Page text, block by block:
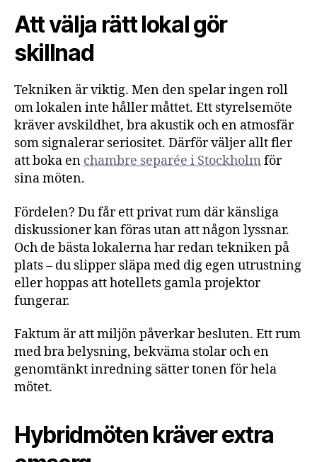
Att välja rätt lokal gör
skillnad
Tekniken är viktig. Men den spelar ingen roll
om lokalen inte håller måttet. Ett styrelsemöte
kräver avskildhet, bra akustik och en atmosfär
som signalerar seriositet. Därför väljer allt fler
att boka en chambre separée i Stockholmför
sina möten.
Fördelen? Du får ett privat rum där känsliga
diskussioner kan föras utan att någon lyssnar.
Och de bästa lokalerna har redan tekniken på
plats – du slipper släpa med dig egen utrustning
eller hoppas att hotellets gamla projektor
fungerar.
Faktum är att miljön påverkar besluten. Ett rum
med bra belysning, bekväma stolar och en
genomtänkt inredning sätter tonen för hela
mötet.
Hybridmöten kräver extra